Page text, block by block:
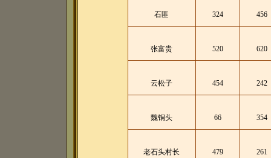
石匪 324 456
张富贵 520 620
云松子 454 242
魏铜头 66 354
老石头村长 479 261